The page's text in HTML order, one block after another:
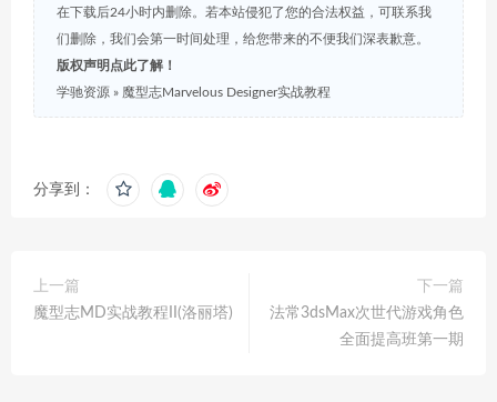
在下载后24小时内删除。若本站侵犯了您的合法权益，可联系我
们删除，我们会第一时间处理，给您带来的不便我们深表歉意。
版权声明点此了解！
学驰资源 » 魔型志Marvelous Designer实战教程
分享到：
上一篇
魔型志MD实战教程II(洛丽塔)
下一篇
法常3dsMax次世代游戏角色
全面提高班第一期